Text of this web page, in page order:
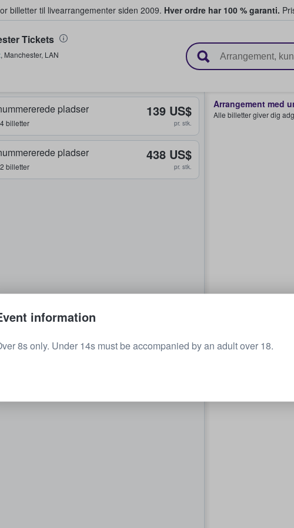
billetter til livearrangementer siden 2009. Hver ordre har 100 % garanti.
og sælger billetter
Tickets
, Manchester, LAN
pladser
billetter
139 US$
pr. stk.
pladser
billetter
438 US$
pr. stk.
Arrangement med
Alle billetter giver dig
information
8s only. Under 14s must be accompanied by an adult over 18.